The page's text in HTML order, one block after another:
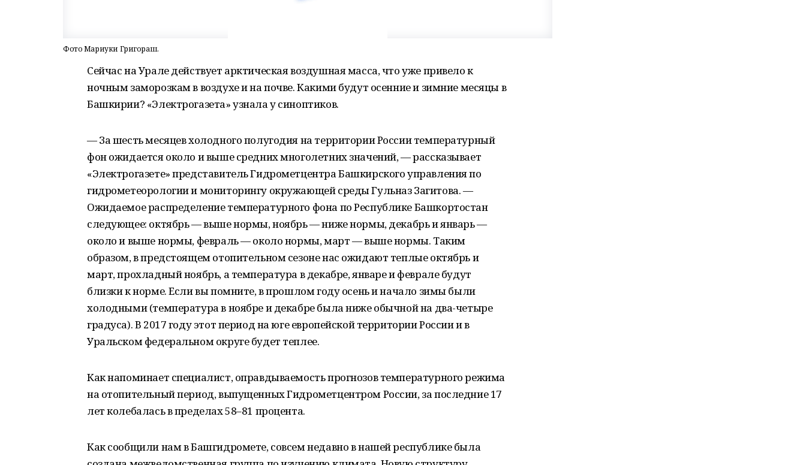
Фото Мариуки Григораш.
Сейчас на Урале действует арктическая воздушная масса, что уже привело к
ночным заморозкам в воздухе и на почве. Какими будут осенние и зимние месяцы в
Башкирии? «Электрогазета» узнала у синоптиков.
— За шесть месяцев холодного полугодия на территории России температурный
фон ожидается около и выше средних многолетних значений, — рассказывает
«Электрогазете» представитель Гидрометцентра Башкирского управления по
гидрометеорологии и мониторингу окружающей среды Гульназ Загитова. —
Ожидаемое распределение температурного фона по Республике Башкортостан
следующее: октябрь — выше нормы, ноябрь — ниже нормы, декабрь и январь —
около и выше нормы, февраль — около нормы, март — выше нормы. Таким
образом, в предстоящем отопительном сезоне нас ожидают теплые октябрь и
март, прохладный ноябрь, а температура в декабре, январе и феврале будут
близки к норме. Если вы помните, в прошлом году осень и начало зимы были
холодными (температура в ноябре и декабре была ниже обычной на два-четыре
градуса). В 2017 году этот период на юге европейской территории России и в
Уральском федеральном округе будет теплее.
Как напоминает специалист, оправдываемость прогнозов температурного режима
на отопительный период, выпущенных Гидрометцентром России, за последние 17
лет колебалась в пределах 58–81 процента.
Как сообщили нам в Башгидромете, совсем недавно в нашей республике была